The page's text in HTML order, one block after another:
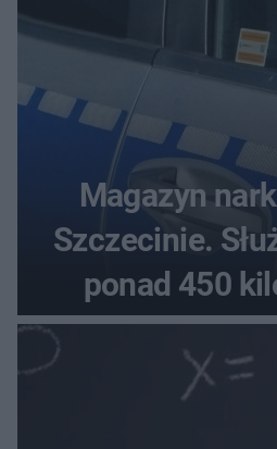
Magazyn
Szczecinie.
ponad 450